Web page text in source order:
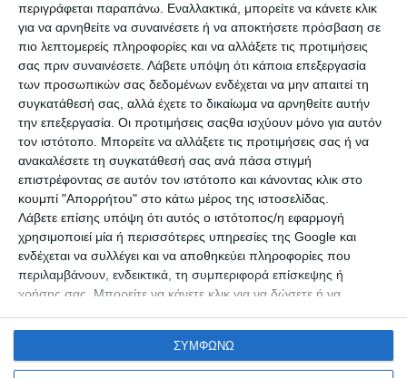
περιγράφεται παραπάνω. Εναλλακτικά, μπορείτε να κάνετε κλικ
για να αρνηθείτε να συναινέσετε ή να αποκτήσετε πρόσβαση σε
πιο λεπτομερείς πληροφορίες και να αλλάξετε τις προτιμήσεις
σας πριν συναινέσετε. Λάβετε υπόψη ότι κάποια επεξεργασία
των προσωπικών σας δεδομένων ενδέχεται να μην απαιτεί τη
συγκατάθεσή σας, αλλά έχετε το δικαίωμα να αρνηθείτε αυτήν
την επεξεργασία. Οι προτιμήσεις σαςθα ισχύουν μόνο για αυτόν
τον ιστότοπο. Μπορείτε να αλλάξετε τις προτιμήσεις σας ή να
ανακαλέσετε τη συγκατάθεσή σας ανά πάσα στιγμή
επιστρέφοντας σε αυτόν τον ιστότοπο και κάνοντας κλικ στο
κουμπί "Απορρήτου" στο κάτω μέρος της ιστοσελίδας.
Λάβετε επίσης υπόψη ότι αυτός ο ιστότοπος/η εφαρμογή
χρησιμοποιεί μία ή περισσότερες υπηρεσίες της Google και
ενδέχεται να συλλέγει και να αποθηκεύει πληροφορίες που
περιλαμβάνουν, ενδεικτικά, τη συμπεριφορά επίσκεψης ή
χρήσης σας. Μπορείτε να κάνετε κλικ για να δώσετε ή να
τρίτων μερών της για τη χρήση των δεδομένων σας για τους
σκοπούς που καθορίζονται παρακάτω στην ενότητα
συγκατάθεσης της Google.
ΣΥΜΦΩΝΩ
Μονό πανί
Πάτωμα: PE 110gr/m2
Πόρτες: 2 με κουνουπιέρα
Πρακτικές τσέπες εσωτερικά του δωματίου
Η μαγεία της Ικαρίας σε πρώτο πλάνο. Διακοπές και